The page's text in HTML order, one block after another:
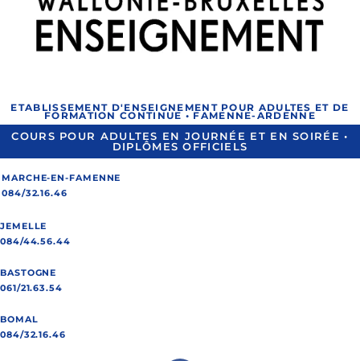
ETABLISSEMENT D'ENSEIGNEMENT POUR ADULTES ET DE
FORMATION CONTINUE • FAMENNE-ARDENNE
COURS POUR ADULTES EN JOURNÉE ET EN SOIRÉE •
DIPLÔMES OFFICIELS
MARCHE-EN-FAMENNE
084/32.16.46
JEMELLE
084/44.56.44
BASTOGNE
061/21.63.54
BOMAL
084/32.16.46